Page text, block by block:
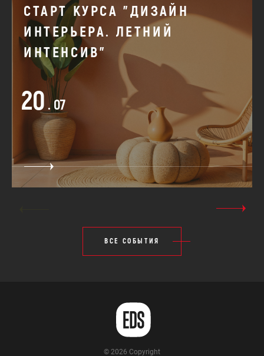
СТАРТ КУРСА "ДИЗАЙН
ИНТЕРЬЕРА. ЛЕТНИЙ
ИНТЕНСИВ"
20 . 07
ВСЕ СОБЫТИЯ
© 2026 Copyright